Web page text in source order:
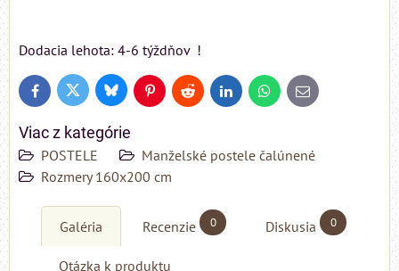
Dodacia lehota: 4-6 týždňov !
FacebookTwitter BlueskyPinterestReddit LinkedInWhatsApp
E-
mail
Viac z kategórie
POSTELE
Manželské postele čalúnené
Rozmery 160x200 cm
Galéria Recenzie 0 Diskusia 0
Otázka k produktu